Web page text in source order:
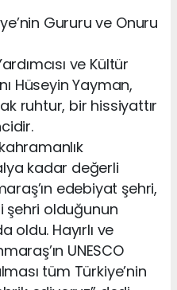
Gururu ve Onuru
ve Kültür
Hüseyin Yayman,
ruhtur, bir hissiyattır
kadar değerli
edebiyat şehri,
şehri olduğunun
oldu. Hayırlı ve
UNESCO
tüm Türkiye’nin